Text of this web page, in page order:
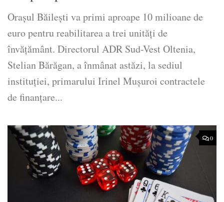
Orașul Băilești va primi aproape 10 milioane de
euro pentru reabilitarea a trei unități de
învățământ. Directorul ADR Sud-Vest Oltenia,
Stelian Bărăgan, a înmânat astăzi, la sediul
instituției, primarului Irinel Mușuroi contractele
de finanțare...
0